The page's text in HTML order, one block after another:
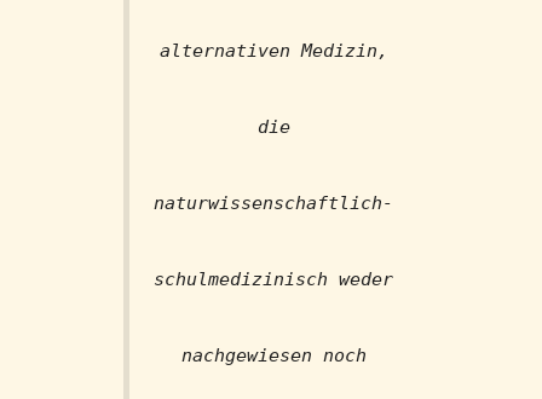
alternativen Medizin,
die
naturwissenschaftlich-
schulmedizinisch weder
nachgewiesen noch